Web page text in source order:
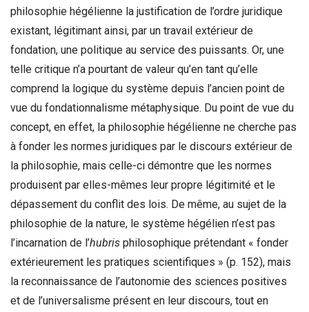
philosophie hégélienne la justification de l’ordre juridique
existant, légitimant ainsi, par un travail extérieur de
fondation, une politique au service des puissants. Or, une
telle critique n’a pourtant de valeur qu’en tant qu’elle
comprend la logique du système depuis l’ancien point de
vue du fondationnalisme métaphysique. Du point de vue du
concept, en effet, la philosophie hégélienne ne cherche pas
à fonder les normes juridiques par le discours extérieur de
la philosophie, mais celle-ci démontre que les normes
produisent par elles-mêmes leur propre légitimité et le
dépassement du conflit des lois. De même, au sujet de la
philosophie de la nature, le système hégélien n’est pas
l’incarnation de l’hubris philosophique prétendant « fonder
extérieurement les pratiques scientifiques » (p. 152), mais
la reconnaissance de l’autonomie des sciences positives
et de l’universalisme présent en leur discours, tout en